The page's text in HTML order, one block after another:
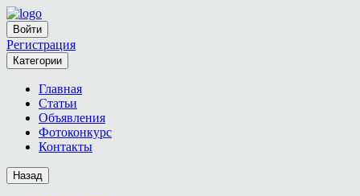
Войти
Регистрация
Категории
Главная
Статьи
Объявления
Фотоконкурс
Контакты
Назад